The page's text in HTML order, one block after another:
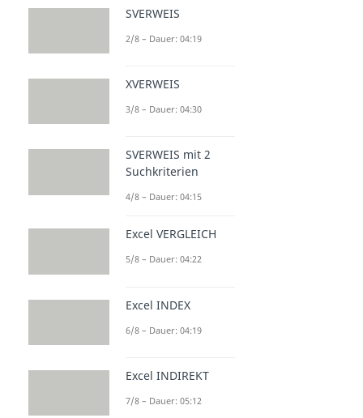
SVERWEIS
2/8 – Dauer: 04:19
XVERWEIS
3/8 – Dauer: 04:30
SVERWEIS mit 2
Suchkriterien
4/8 – Dauer: 04:15
Excel VERGLEICH
5/8 – Dauer: 04:22
Excel INDEX
6/8 – Dauer: 04:19
Excel INDIREKT
7/8 – Dauer: 05:12